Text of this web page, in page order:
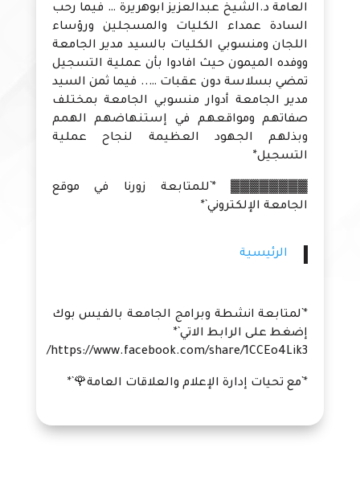
العامة د.الشيخ عبدالعزيز ابوهريرة … فيما رحب
السادة عمداء الكليات والمسجلين ورؤساء
اللجان ومنسوبي الكليات بالسيد مدير الجامعة
ووفده الميمون حيث افادوا بأن عملية التسجيل
تمضي بسلاسة دون عقبات ….. فيما ثمن السيد
مدير الجامعة أدوار منسوبي الجامعة بمختلف
صفاتهم ومواقعهم في إستنهاضهم الهمم
وبذلهم الجهود العظيمة لنجاح عملية
التسجيل*
▓▓▓▓▓▓▓▓ *`للمتابعة زورنا في موقع
الجامعة الإلكتروني`*
الرئيسية
*`لمتابعة انشطة وبرامج الجامعة بالفيس بوك
إضغط على الرابط الاتي`*
https://www.facebook.com/share/1CCEo4Lik3/
*`مع تحيات إدارة الإعلام والعلاقات العامة🌹`*